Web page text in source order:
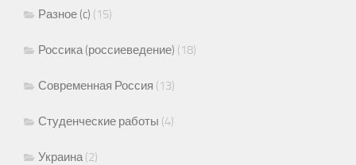
Разное (c) (15)
Россика (россиеведение) (18)
Современная Россия (13)
Студенческие работы (4)
Украина(2)